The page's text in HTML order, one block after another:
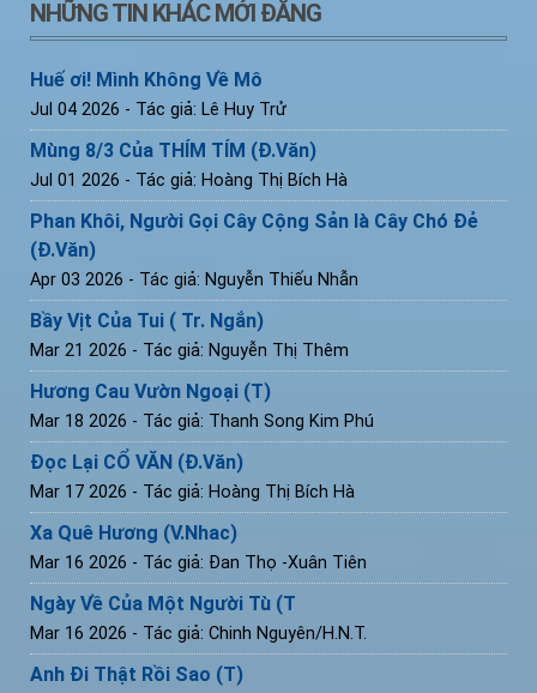
NHỮNG TIN KHÁC MỚI ĐĂNG
Huế ơi! Mình Không Về Mô
Jul 04 2026 - Tác giả: Lê Huy Trử
Mùng 8/3 Của THÍM TÍM (Đ.Văn)
Jul 01 2026 - Tác giả: Hoàng Thị Bích Hà
Phan Khôi, Người Gọi Cây Cộng Sản là Cây Chó Đẻ
(Đ.Văn)
Apr 03 2026 - Tác giả: Nguyễn Thiếu Nhẫn
Bầy Vịt Của Tui ( Tr. Ngắn)
Mar 21 2026 - Tác giả: Nguyễn Thị Thêm
Hương Cau Vườn Ngoại (T)
Mar 18 2026 - Tác giả: Thanh Song Kim Phú
Đọc Lại CỔ VĂN (Đ.Văn)
Mar 17 2026 - Tác giả: Hoàng Thị Bích Hà
Xa Quê Hương (V.Nhac)
Mar 16 2026 - Tác giả: Đan Thọ -Xuân Tiên
Ngày Về Của Một Người Tù (T
Mar 16 2026 - Tác giả: Chinh Nguyên/H.N.T.
Anh Đi Thật Rồi Sao (T)